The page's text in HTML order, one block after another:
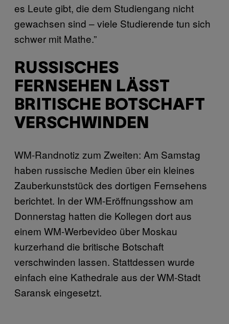
es Leute gibt, die dem Studiengang nicht
gewachsen sind – viele Studierende tun sich
schwer mit Mathe.”
RUSSISCHES
FERNSEHEN LÄSST
BRITISCHE BOTSCHAFT
VERSCHWINDEN
WM-Randnotiz zum Zweiten: Am Samstag
haben russische Medien über ein kleines
Zauberkunststück des dortigen Fernsehens
berichtet. In der WM-Eröffnungsshow am
Donnerstag hatten die Kollegen dort aus
einem WM-Werbevideo über Moskau
kurzerhand die britische Botschaft
verschwinden lassen. Stattdessen wurde
einfach eine Kathedrale aus der WM-Stadt
Saransk eingesetzt.